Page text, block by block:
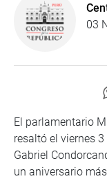
03
El parlamentario
resaltó el viernes
Gabriel
un aniversario